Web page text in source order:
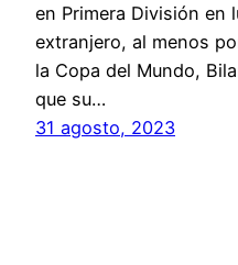
en Primera División en
extranjero, al menos
la Copa del Mundo,
que su…
31 agosto, 2023